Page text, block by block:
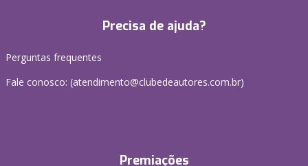
Precisa de ajuda?
Perguntas frequentes
Fale conosco: (atendimento@clubedeautores.com.br)
Premiações